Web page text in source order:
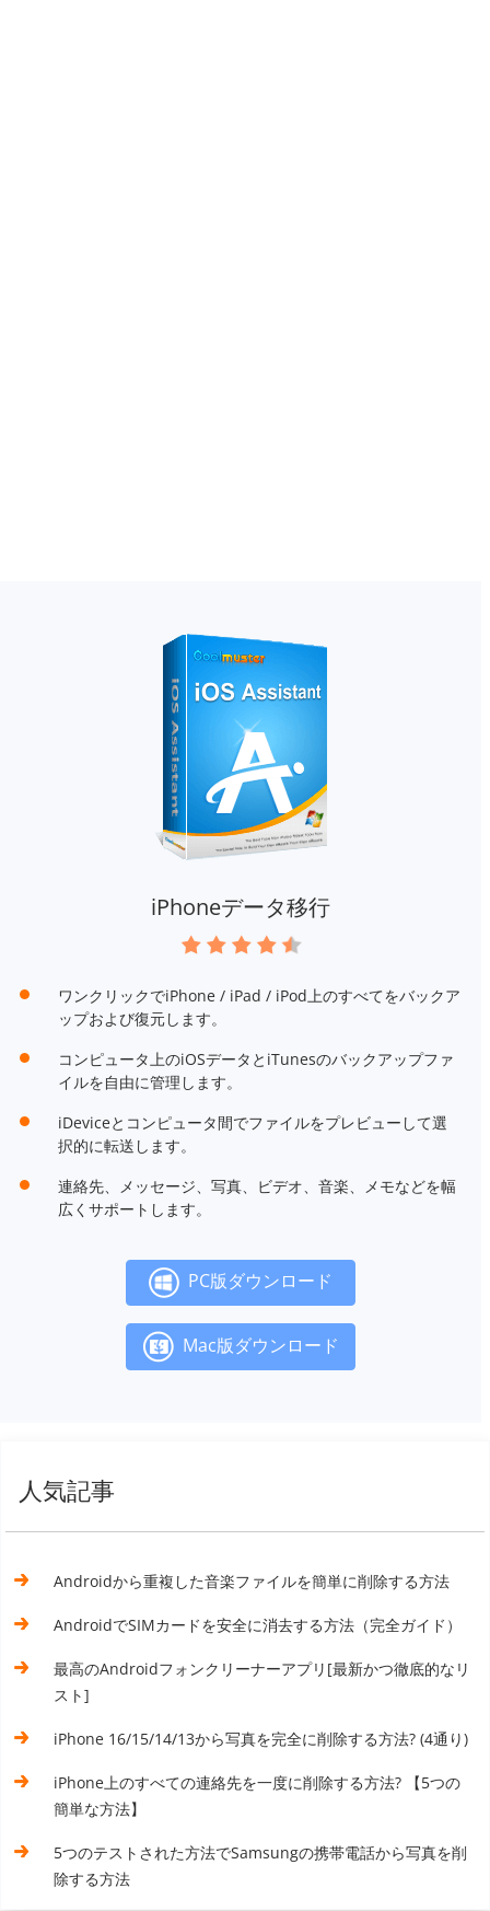
iPhoneデータ移行
ワンクリックでiPhone / iPad / iPod上のすべてをバックア
ップおよび復元します。
コンピュータ上のiOSデータとiTunesのバックアップファ
イルを自由に管理します。
iDeviceとコンピュータ間でファイルをプレビューして選
択的に転送します。
連絡先、メッセージ、写真、ビデオ、音楽、メモなどを幅
広くサポートします。
PC版ダウンロード
Mac版ダウンロード
人気記事
Androidから重複した音楽ファイルを簡単に削除する方法
AndroidでSIMカードを安全に消去する方法（完全ガイド）
最高のAndroidフォンクリーナーアプリ[最新かつ徹底的なリ
スト]
iPhone 16/15/14/13から写真を完全に削除する方法? (4通り)
iPhone上のすべての連絡先を一度に削除する方法? 【5つの
簡単な方法】
5つのテストされた方法でSamsungの携帯電話から写真を削
除する方法